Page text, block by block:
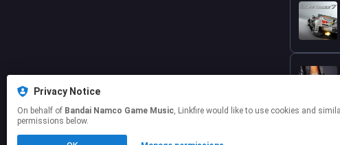
Privacy Notice
On behalf of Bandai Namco Game Music, Linkfire would like to use cookies and similar technologies to personalize your experiences on our sites and to advertise on other sites. For more information and additional choices click manage
permissions below.